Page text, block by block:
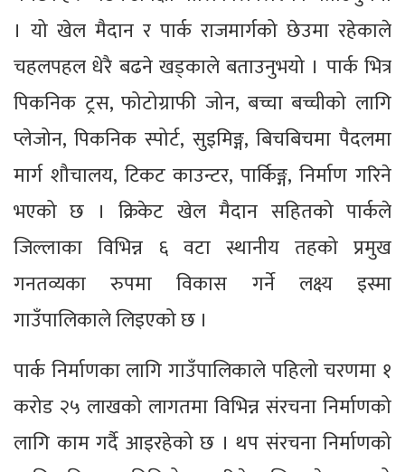
। यो खेल मैदान र पार्क राजमार्गको छेउमा रहेकाले
चहलपहल धेरै बढने खड्काले बताउनुभयो । पार्क भित्र
पिकनिक ट्रस, फोटोग्राफी जोन, बच्चा बच्चीको लागि
प्लेजोन, पिकनिक स्पोर्ट, सुइमिङ्ग, बिचबिचमा पैदलमा
मार्ग शौचालय, टिकट काउन्टर, पार्किङ्ग, निर्माण गरिने
भएको छ । क्रिकेट खेल मैदान सहितको पार्कले
जिल्लाका विभिन्न ६ वटा स्थानीय तहको प्रमुख
गनतव्यका रुपमा विकास गर्ने लक्ष्य इस्मा
गाउँपालिकाले लिइएको छ ।
पार्क निर्माणका लागि गाउँपालिकाले पहिलो चरणमा १
करोड २५ लाखको लागतमा विभिन्न संरचना निर्माणको
लागि काम गर्दै आइरहेको छ । थप संरचना निर्माणको